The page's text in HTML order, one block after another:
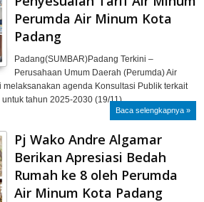
Perumda Air Minum Kota
Padang
Padang(SUMBAR)Padang Terkini –
Perusahaan Umum Daerah (Perumda) Air
melaksanakan agenda Konsultasi Publik terkait
untuk tahun 2025-2030 (19/11).…
Baca selengkapnya »
Pj Wako Andre Algamar
Berikan Apresiasi Bedah
Rumah ke 8 oleh Perumda
Air Minum Kota Padang